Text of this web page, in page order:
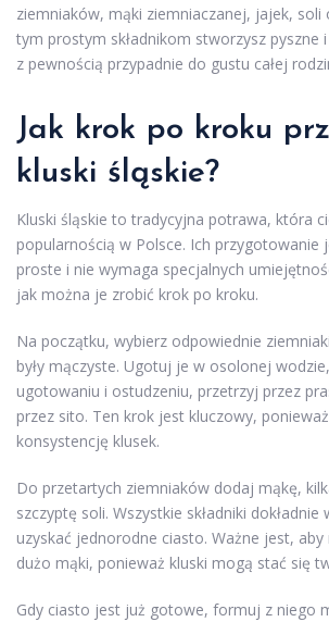
ziemniaków, mąki ziemniaczanej, jajek, soli
tym prostym składnikom stworzysz pyszne
z pewnością przypadnie do gustu całej
Jak krok po kroku
kluski śląskie?
Kluski śląskie to tradycyjna potrawa, która
popularnością w Polsce. Ich przygotowanie
proste i nie wymaga specjalnych
jak można je zrobić krok po kroku.
Na początku, wybierz odpowiednie
były mączyste. Ugotuj je w osolonej
ugotowaniu i ostudzeniu, przetrzyj przez
przez sito. Ten krok jest kluczowy,
konsystencję klusek.
Do przetartych ziemniaków dodaj mąkę,
szczyptę soli. Wszystkie składniki
uzyskać jednorodne ciasto. Ważne jest,
dużo mąki, ponieważ kluski mogą stać się
Gdy ciasto jest już gotowe, formuj z niego